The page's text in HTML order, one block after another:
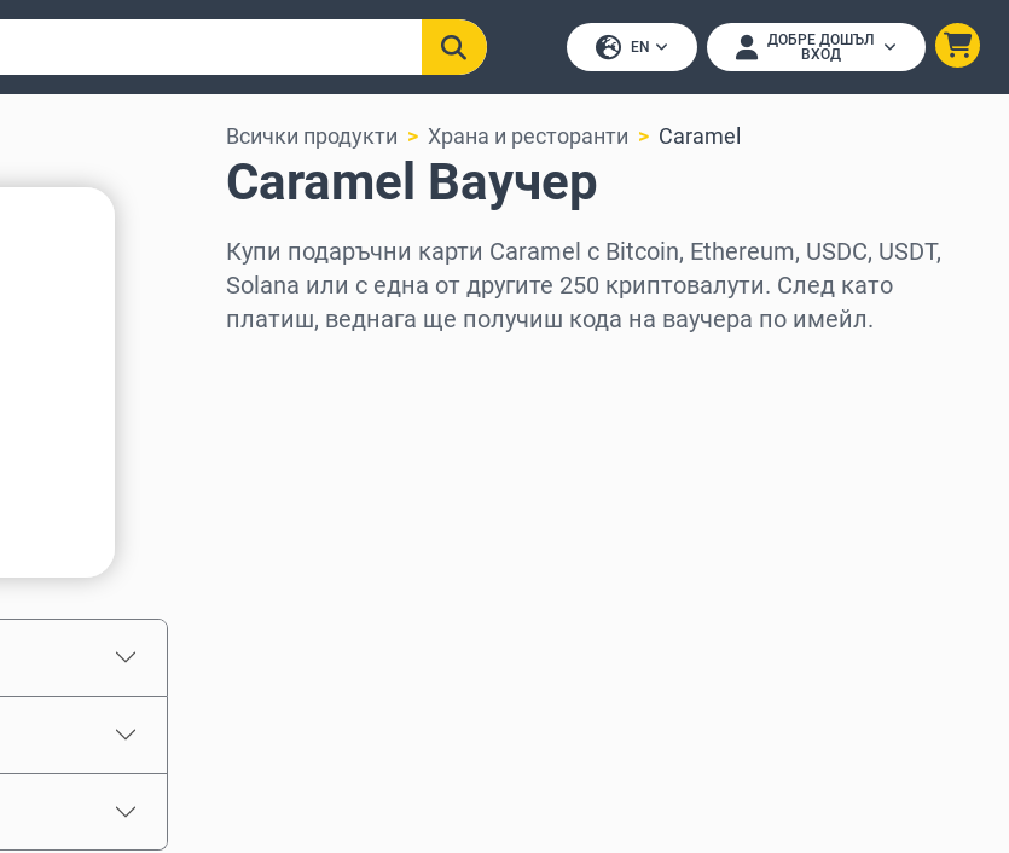
EN
ДОБРЕ ДОШЪЛ
ВХОД
Всички продукти Храна и ресторанти Caramel
Caramel Ваучер
Купи подаръчни карти Caramel с Bitcoin, Ethereum, USDC, USDT,
Solana или с една от другите 250 криптовалути. След като
платиш, веднага ще получиш кода на ваучера по имейл.